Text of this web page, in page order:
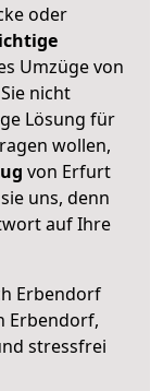
oder
Umzüge von
nicht
Lösung für
wollen,
von Erfurt
uns, denn
auf Ihre
Erbendorf
Erbendorf,
stressfrei